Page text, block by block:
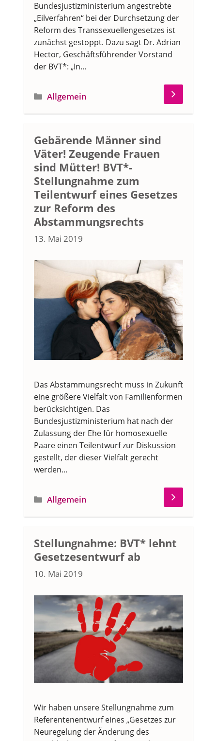
Bundesjustizministerium angestrebte
„Eilverfahren“ bei der Durchsetzung der
Reform des Transsexuellengesetzes ist
zunächst gestoppt. Dazu sagt Dr. Adrian
Hector, Geschäftsführender Vorstand
der BVT*: „In...
Kategorien
Allgemein
Gebärende Männer sind
Väter! Zeugende Frauen
sind Mütter! BVT*-
Stellungnahme zum
Teilentwurf eines Gesetzes
zur Reform des
Abstammungsrechts
13. Mai 2019
Das Abstammungsrecht muss in Zukunft
eine größere Vielfalt von Familienformen
berücksichtigen. Das
Bundesjustizministerium hat nach der
Zulassung der Ehe für homosexuelle
Paare einen Teilentwurf zur Diskussion
gestellt, der dieser Vielfalt gerecht
werden...
Kategorien
Allgemein
Stellungnahme: BVT* lehnt
Gesetzesentwurf ab
10. Mai 2019
Wir haben unsere Stellungnahme zum
Referentenentwurf eines „Gesetzes zur
Neuregelung der Änderung des